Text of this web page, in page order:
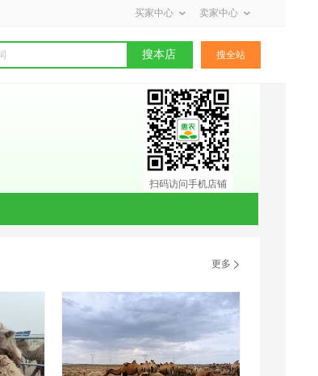
买家中心 卖家中心
搜本店 搜全站
扫码访问手机店铺
更多